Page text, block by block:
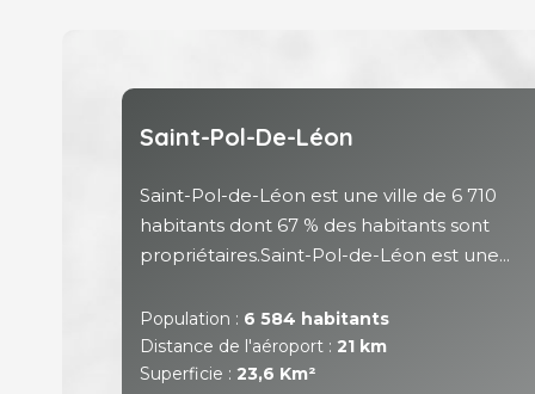
Saint-Pol-De-Léon
Saint-Pol-de-Léon est une ville de 6 710
habitants dont 67 % des habitants sont
propriétaires.Saint-Pol-de-Léon est une...
Population : 6 584 habitants
Distance de l'aéroport : 21 km
Superficie : 23,6 Km²